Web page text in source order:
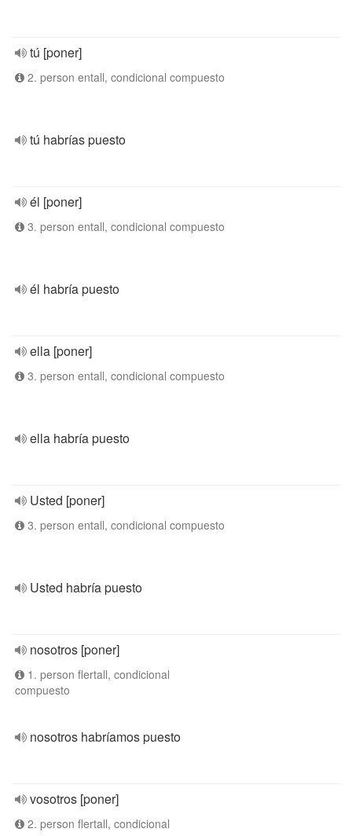
tú [poner]
2. person entall, condicional compuesto
tú habrías puesto
él [poner]
3. person entall, condicional compuesto
él habría puesto
ella [poner]
3. person entall, condicional compuesto
ella habría puesto
Usted [poner]
3. person entall, condicional compuesto
Usted habría puesto
nosotros [poner]
1. person flertall, condicional
compuesto
nosotros habríamos puesto
vosotros [poner]
2. person flertall, condicional